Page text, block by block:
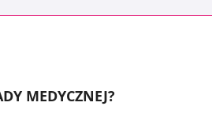
MEDYCZNEJ?